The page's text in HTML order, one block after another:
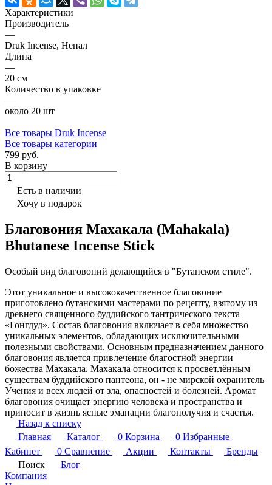
Характеристики
Производитель
—
Druk Incense, Непал
Длина
—
20 см
Количество в упаковке
—
около 20 шт
Все товары Druk Incense
Все товары категории
799 руб.
В корзину
Есть в наличии
Хочу в подарок
Благовония Махакала (Mahakala)
Bhutanese Incense Stick
Особый вид благовоний делающийся в "Бутанском стиле".
Этот уникальное и высококачественное благовоние
приготовлено бутанскими мастерами по рецепту, взятому из
древнего священного буддийского тантрического текста
«Гонгдуд». Состав благовония включает в себя множество
уникальных элементов, обладающих исключительными
полезными свойствами. Основным предназначением данного
благовония является привлечение благостной энергии
божества Махакала. Махакала относится к просветлённым
существам буддийского пантеона, он - не мирской охранитель
Учения и всех людей от зла, опасностей и болезней. Аромат
благовония очищает энергию человека и пространства и
приносит в жизнь ясные эманации благополучия и счастья.
Назад к списку
Главная
Каталог 0 Корзина 0 Избранные
Кабинет
0 Сравнение Акции Контакты
Бренды
Поиск
Блог
Компания